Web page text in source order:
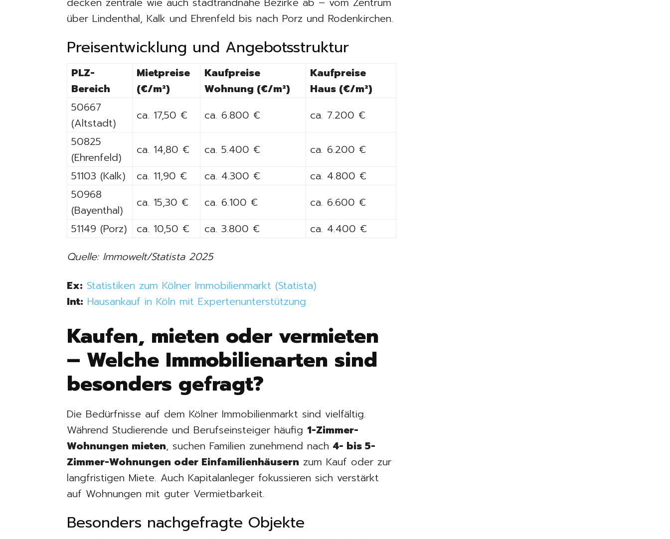
über Lindenthal, Kalk und Ehrenfeld bis nach Porz und Rodenkirchen.
Preisentwicklung und Angebotsstruktur
PLZ-
Bereich
Mietpreise
(€/m²)
Kaufpreise
Wohnung (€/m²)
Kaufpreise
Haus (€/m²)
50667
(Altstadt)
ca. 17,50 € ca. 6.800 €
ca. 7.200 €
50825
(Ehrenfeld)
ca. 14,80 € ca. 5.400 €
ca. 6.200 €
51103 (Kalk)
ca. 11,90 € ca. 4.300 €
ca. 4.800 €
50968
(Bayenthal)
ca. 15,30 € ca. 6.100 €
ca. 6.600 €
51149 (Porz)
ca. 10,50 € ca. 3.800 €
ca. 4.400 €
Quelle: Immowelt/Statista 2025
Ex: Statistiken zum Kölner Immobilienmarkt (Statista)
Int: Hausankauf in Köln mit Expertenunterstützung
Kaufen, mieten oder vermieten
– Welche Immobilienarten sind
besonders gefragt?
Die Bedürfnisse auf dem Kölner Immobilienmarkt sind vielfältig.
Während Studierende und Berufseinsteiger häufig 1-Zimmer-
Wohnungen mieten, suchen Familien zunehmend nach4- bis 5-
Zimmer-Wohnungen oder Einfamilienhäusern zum Kauf oder zur
langfristigen Miete. Auch Kapitalanleger fokussieren sich verstärkt
auf Wohnungen mit guter Vermietbarkeit.
Besonders nachgefragte Objekte